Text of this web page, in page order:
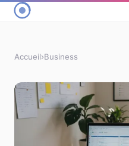
Accueil›Business